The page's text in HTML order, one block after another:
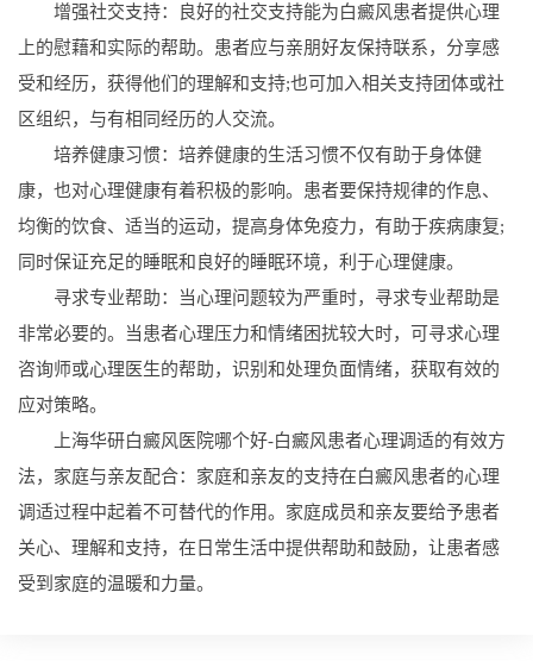
增强社交支持：良好的社交支持能为白癜风患者提供心理
上的慰藉和实际的帮助。患者应与亲朋好友保持联系，分享感
受和经历，获得他们的理解和支持;也可加入相关支持团体或社
区组织，与有相同经历的人交流。
培养健康习惯：培养健康的生活习惯不仅有助于身体健
康，也对心理健康有着积极的影响。患者要保持规律的作息、
均衡的饮食、适当的运动，提高身体免疫力，有助于疾病康复;
同时保证充足的睡眠和良好的睡眠环境，利于心理健康。
寻求专业帮助：当心理问题较为严重时，寻求专业帮助是
非常必要的。当患者心理压力和情绪困扰较大时，可寻求心理
咨询师或心理医生的帮助，识别和处理负面情绪，获取有效的
应对策略。
上海华研白癜风医院哪个好-白癜风患者心理调适的有效方
法，家庭与亲友配合：家庭和亲友的支持在白癜风患者的心理
调适过程中起着不可替代的作用。家庭成员和亲友要给予患者
关心、理解和支持，在日常生活中提供帮助和鼓励，让患者感
受到家庭的温暖和力量。